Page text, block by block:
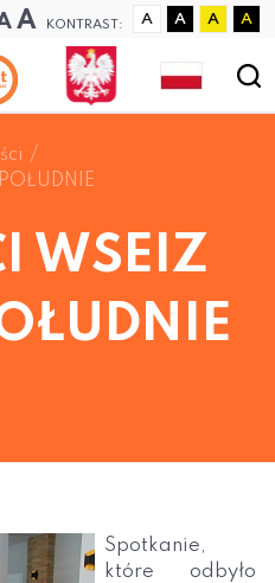
A KONTRAST: A A A A
WSEIZ
Spotkanie,
które odbyło